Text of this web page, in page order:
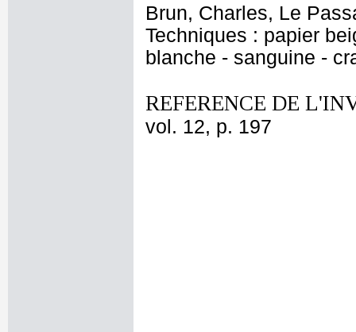
Brun, Charles, Le
Techniques : papier
blanche - sanguine -
REFERENCE DE
vol. 12, p. 197